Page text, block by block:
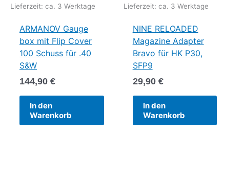
Lieferzeit: ca. 3 Werktage
ARMANOV Gauge
box mit Flip Cover
100 Schuss für .40
S&W
144,90 €
In den
Warenkorb
Lieferzeit: ca. 3 Werktage
NINE RELOADED
Magazine Adapter
Bravo für HK P30,
SFP9
29,90 €
In den
Warenkorb